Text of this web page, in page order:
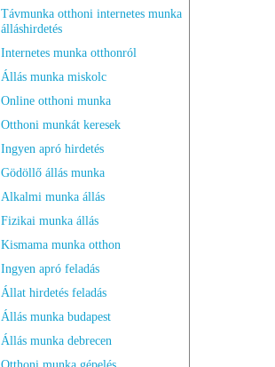
Távmunka otthoni internetes munka
álláshirdetés
Internetes munka otthonról
Állás munka miskolc
Online otthoni munka
Otthoni munkát keresek
Ingyen apró hirdetés
Gödöllő állás munka
Alkalmi munka állás
Fizikai munka állás
Kismama munka otthon
Ingyen apró feladás
Állat hirdetés feladás
Állás munka budapest
Állás munka debrecen